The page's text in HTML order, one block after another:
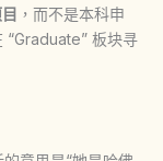
，而不是本科申
“Graduate” 板块寻